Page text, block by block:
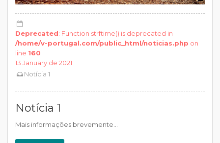
Deprecated: Function strftime() is deprecated in
/home/v-portugal.com/public_html/noticias.php on
line 160
13 January de 2021
Notícia 1
Notícia 1
Mais informações brevemente...